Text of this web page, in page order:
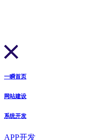
一瞬首页
网站建设
系统开发
APP开发